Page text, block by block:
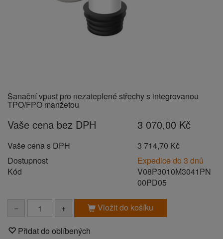
Sanační vpust pro nezateplené střechy s integrovanou
TPO/FPO manžetou
Vaše cena bez DPH 3 070,00 Kč
Vaše cena s DPH
3 714,70 Kč
Dostupnost
Expedice do 3 dnů
Kód
V08P3010M3041PN
00PD05
− + Vložit do košíku
Přidat do oblíbených